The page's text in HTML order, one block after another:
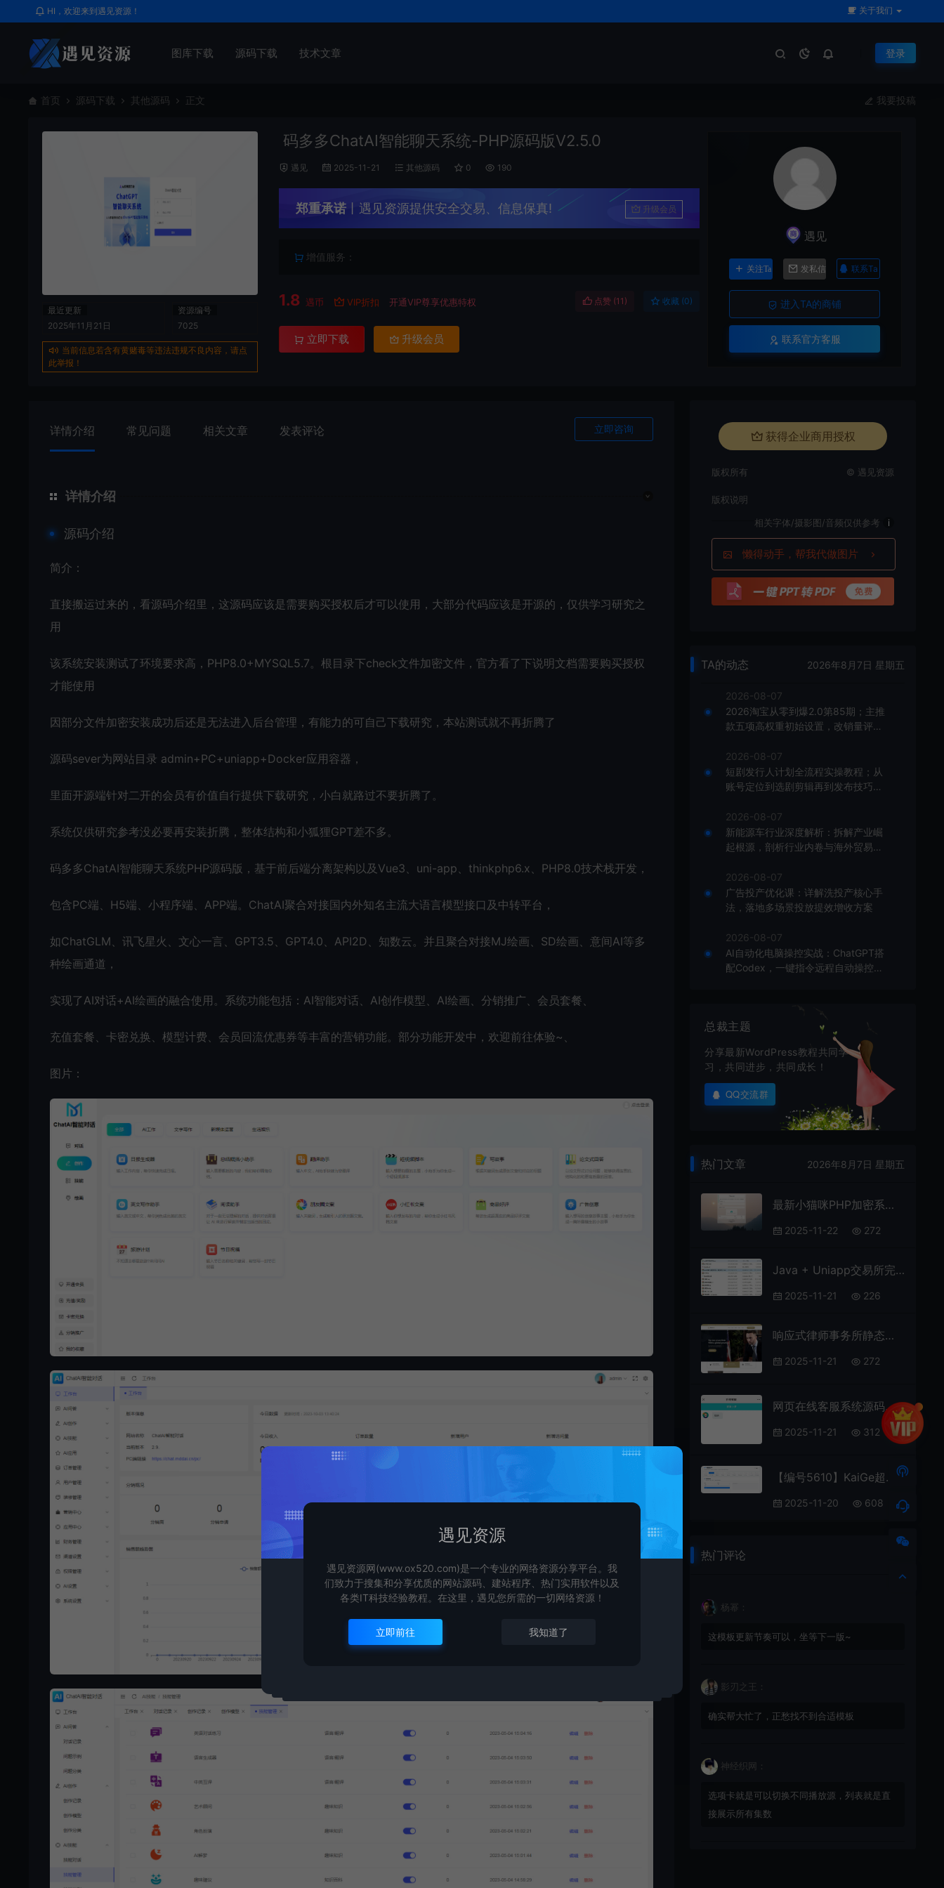
HI，欢迎来到遇见资源！ 关于我们
图库下载 源码下载 技术文章 登录
首页 源码下载 其他源码 正文 我要投稿
最近更新
2025年11月21日
资源编号
7025
当前信息若含有黄赌毒等违法违规不良内容，请点
此举报！
码多多ChatAI智能聊天系统-PHP源码版V2.5.0
遇见 2025-11-21 其他源码 0 190
郑重承诺 丨遇见资源提供安全交易、信息保真! 升级会员
增值服务：
1.8 遇币 VIP折扣 开通VIP尊享优惠特权 点赞 (11 ) 收藏 (0)
立即下载 升级会员
遇见
关注Ta 发私信 联系Ta
进入TA的商铺
联系官方客服
详情介绍 常见问题 相关文章 发表评论 立即咨询
详情介绍
源码介绍
简介：
直接搬运过来的，看源码介绍里，这源码应该是需要购买授权后才可以使用，大部分代码应该是开源的，仅供学习研究之
用
该系统安装测试了环境要求高，PHP8.0+MYSQL5.7。根目录下check文件加密文件，官方看了下说明文档需要购买授权
才能使用
因部分文件加密安装成功后还是无法进入后台管理，有能力的可自己下载研究，本站测试就不再折腾了
源码sever为网站目录 admin+PC+uniapp+Docker应用容器，
里面开源端针对二开的会员有价值自行提供下载研究，小白就路过不要折腾了。
系统仅供研究参考没必要再安装折腾，整体结构和小狐狸GPT差不多。
码多多ChatAI智能聊天系统PHP源码版，基于前后端分离架构以及Vue3、uni-app、thinkphp6.x、PHP8.0技术栈开发，
包含PC端、H5端、小程序端、APP端。ChatAI聚合对接国内外知名主流大语言模型接口及中转平台，
如ChatGLM、讯飞星火、文心一言、GPT3.5、GPT4.0、API2D、知数云。并且聚合对接MJ绘画、SD绘画、意间AI等多
种绘画通道，
实现了AI对话+AI绘画的融合使用。系统功能包括：AI智能对话、AI创作模型、AI绘画、分销推广、会员套餐、
充值套餐、卡密兑换、模型计费、会员回流优惠券等丰富的营销功能。部分功能开发中，欢迎前往体验~、
图片：
获得企业商用授权
版权所有 © 遇见资源
版权说明
相关字体/摄影图/音频仅供参考 i
懒得动手，帮我代做图片
TA的动态 2026年8月7日 星期五
2026-08-07
2026淘宝从零到爆2.0第85期；主推
款五项高权重初始设置，改销量评晒
2026-08-07
短剧发行人计划全流程实操教程；从
账号定位到选剧剪辑再到发布技巧，
2026-08-07
新能源车行业深度解析：拆解产业崛
起根源，剖析行业内卷与海外贸易争
2026-08-07
广告投产优化课：详解洗投产核心手
法，落地多场景投放提效增收方案
2026-08-07
AI自动化电脑操控实战：ChatGPT搭
配Codex，一键指令远程自动操控电
总裁主题
分享最新WordPress教程共同学
习，共同进步，共同成长！
QQ交流群
热门文章 2026年8月7日 星期五
最新小猫咪PHP加密系统源码V1.4_本地API接口_带后台
2025-11-22 272
Java + Uniapp交易所完整源码，附详细搭建教程
2025-11-21 226
响应式律师事务所静态网页模板
2025-11-21 272
网页在线客服系统源码多商户带手机端扫码聊天送安装教程文档
2025-11-21 312
【编号5610】KaiGe超强编程助手web开源
2025-11-20 608
热门评论
杨幂：
这模板更新节奏可以，坐等下一版~
影刃之王：
确实帮大忙了，正愁找不到合适模板
神经织网：
选项卡就是可以切换不同播放源，列表就是直
接展示所有集数
遇见资源
遇见资源网(www.ox520.com)是一个专业的网络资源分享平台。我
们致力于搜集和分享优质的网站源码、建站程序、热门实用软件以及
各类IT科技经验教程。在这里，遇见您所需的一切网络资源！
立即前往 我知道了